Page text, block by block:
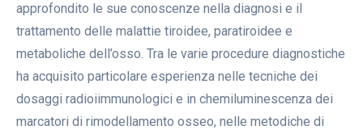
approfondito le sue conoscenze nella diagnosi e il
trattamento delle malattie tiroidee, paratiroidee e
metaboliche dell’osso. Tra le varie procedure diagnostiche
ha acquisito particolare esperienza nelle tecniche dei
dosaggi radioiimmunologici e in chemiluminescenza dei
marcatori di rimodellamento osseo, nelle metodiche di